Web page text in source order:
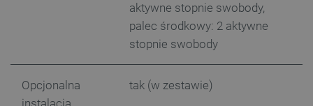
aktywne stopnie swobody,
palec środkowy: 2 aktywne
stopnie swobody
Opcjonalna
tak (w zestawie)